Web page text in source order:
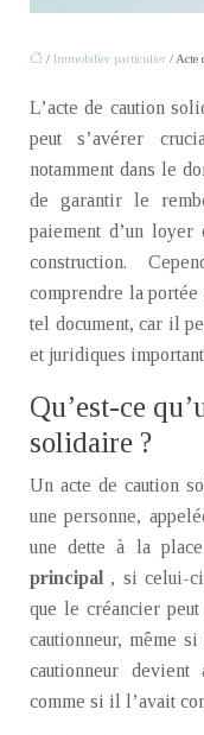
/ Immobilier particulier / Acte
L’acte de caution
peut s’avérer
notamment dans le
de garantir le
paiement d’un loyer
construction.
comprendre la portée
tel document, car il
et juridiques
Qu’est-ce
solidaire ?
Un acte de caution
une personne,
une dette à la
principal , si celui-
que le créancier
cautionneur, même
cautionneur
comme si il l’avait